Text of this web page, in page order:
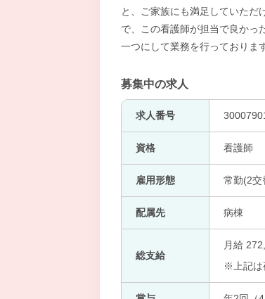
と、ご家族にも満足していただ
で、この看護師が担当で良かっ
一つにして業務を行っておりま
募集中の求人
求人番号
資格 看護師
雇用形態 常勤(2交
配属先 病棟
総支給
月給
※上記は